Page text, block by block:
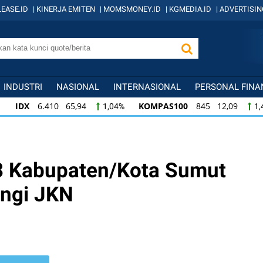
| KINERJA EMITEN | MOMSMONEY.ID | KGMEDIA.ID |
INDUSTRI NASIONAL INTERNASIONAL PERSONAL
IDX 6.410 65,94 1,04% KOMPAS100 845 12,09
KOMPAS100
845 12,09 1,45% LQ45 640 9,44
Kabupaten/Kota Sumut
JKN